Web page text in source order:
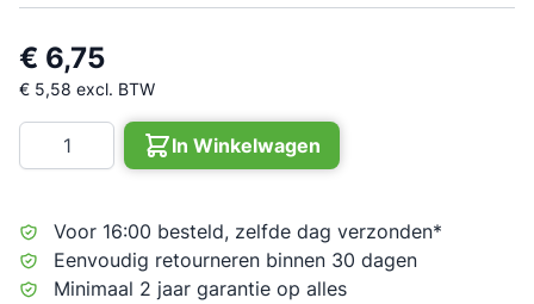
€ 6,75
€ 5,58 excl. BTW
Aantal
In Winkelwagen
Voor 16:00 besteld, zelfde dag verzonden*
Eenvoudig retourneren binnen 30 dagen
Minimaal 2 jaar garantie op alles